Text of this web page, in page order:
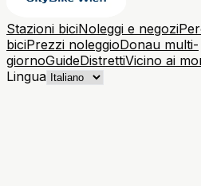
Stazioni biciNoleggi e negozi
biciPrezzi noleggioDonau multi-
giornoGuideDistrettiVicino ai
Lingua